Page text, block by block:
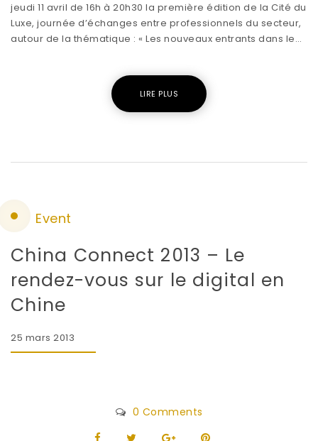
jeudi 11 avril de 16h à 20h30 la première édition de la Cité du
Luxe, journée d’échanges entre professionnels du secteur,
autour de la thématique : « Les nouveaux entrants dans le…
LIRE PLUS
Event
China Connect 2013 – Le
rendez-vous sur le digital en
Chine
25 mars 2013
0 Comments